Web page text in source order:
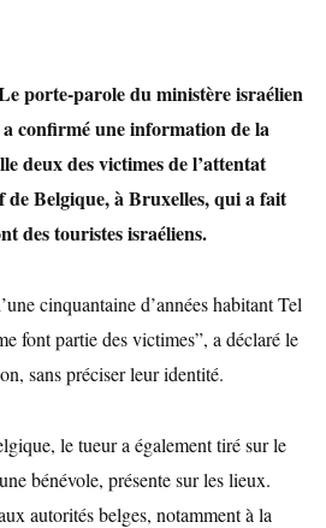
porte-parole du ministère israélien
confirmé une information de la
deux des victimes de l’attentat
de Belgique, à Bruxelles, qui a fait
des touristes israéliens.
cinquantaine d’années habitant Tel
font partie des victimes”, a déclaré le
sans préciser leur identité.
le tueur a également tiré sur le
bénévole, présente sur les lieux.
autorités belges, notamment à la